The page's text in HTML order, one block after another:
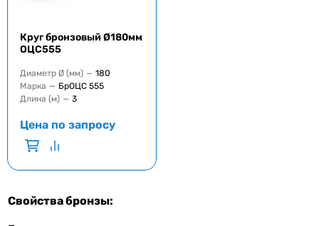
Круг бронзовый Ø180мм
ОЦС555
Диаметр Ø (мм) — 180
Марка — БрОЦС 555
Длина (м) — 3
Цена по запросу
Свойства бронзы: